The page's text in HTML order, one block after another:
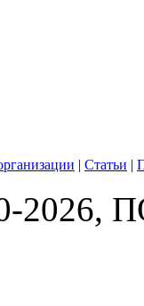
| Статьи |
2026,